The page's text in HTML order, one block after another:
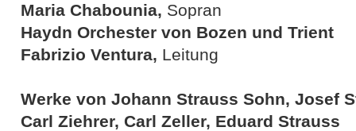
Maria Chabounia, Sopran
Haydn Orchester von Bozen und Trient
Fabrizio Ventura, Leitung
Werke von Johann Strauss Sohn, Josef
Carl Ziehrer, Carl Zeller, Eduard Strauss